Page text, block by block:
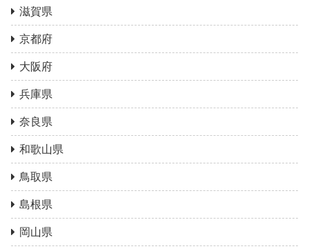
滋賀県
京都府
大阪府
兵庫県
奈良県
和歌山県
鳥取県
島根県
岡山県